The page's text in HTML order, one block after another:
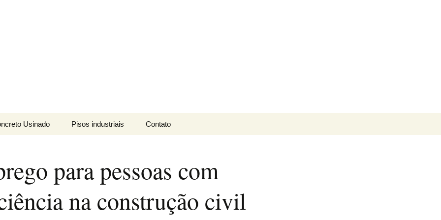
Usinado
Aparente
Pisos industriais
Endurecedor de
superficie
Tratamento de Juntas
Contato
para pessoas com
na construção civil